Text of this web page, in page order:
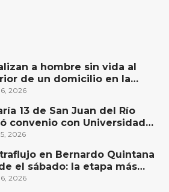
a hombre sin vida al
de un domicilio en la
El Rodeo, San Juan del
2026
13 de San Juan del Río
convenio con Universidad
del Bajío para recibir
2026
en Bernardo Quintana
el sábado: la etapa más
del operativo vial
2026